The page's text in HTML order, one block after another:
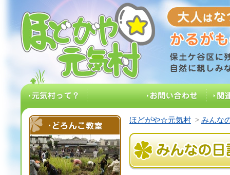
ほどがや☆元気村
大人はなつ
保土ケ谷区に残る
元気村って？ お問い合わせ 関
どろんこ教室
ほどがや☆元気村 > みんな